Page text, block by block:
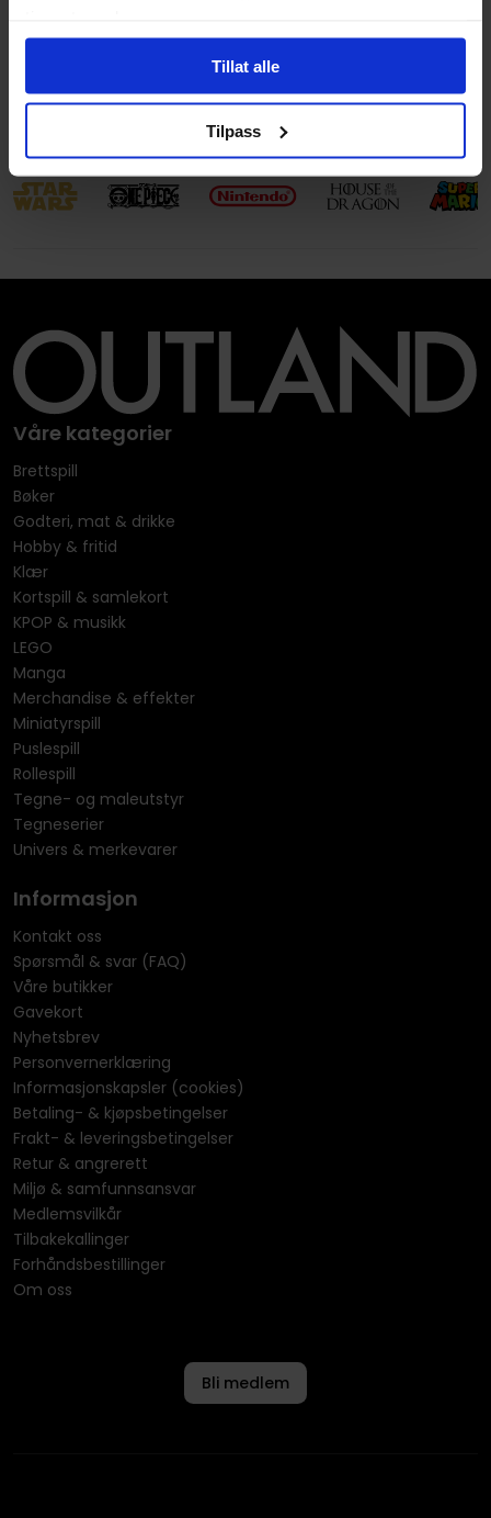
Tillat alle
Tilpass
Hovedbok
Language
Engelsk
Våre kategorier
Brettspill
Bøker
Godteri, mat & drikke
Hobby & fritid
Klær
Kortspill & samlekort
KPOP & musikk
LEGO
Manga
Merchandise & effekter
Miniatyrspill
Puslespill
Rollespill
Tegne- og maleutstyr
Tegneserier
Univers & merkevarer
Informasjon
Kontakt oss
Spørsmål & svar (FAQ)
Våre butikker
Gavekort
Nyhetsbrev
Personvernerklæring
Informasjonskapsler (cookies)
Betaling- & kjøpsbetingelser
Frakt- & leveringsbetingelser
Retur & angrerett
Miljø & samfunnsansvar
Medlemsvilkår
Tilbakekallinger
Forhåndsbestillinger
Om oss
Bli medlem